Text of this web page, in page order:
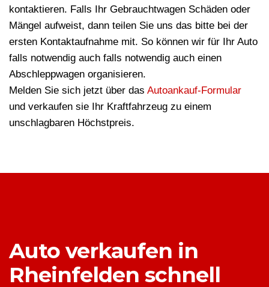
kontaktieren. Falls Ihr Gebrauchtwagen Schäden oder
Mängel aufweist, dann teilen Sie uns das bitte bei der
ersten Kontaktaufnahme mit. So können wir für Ihr Auto
falls notwendig auch falls notwendig auch einen
Abschleppwagen organisieren.
Melden Sie sich jetzt über das Autoankauf-Formular
und verkaufen sie Ihr Kraftfahrzeug zu einem
unschlagbaren Höchstpreis.
Auto verkaufen in
Rheinfelden schnell